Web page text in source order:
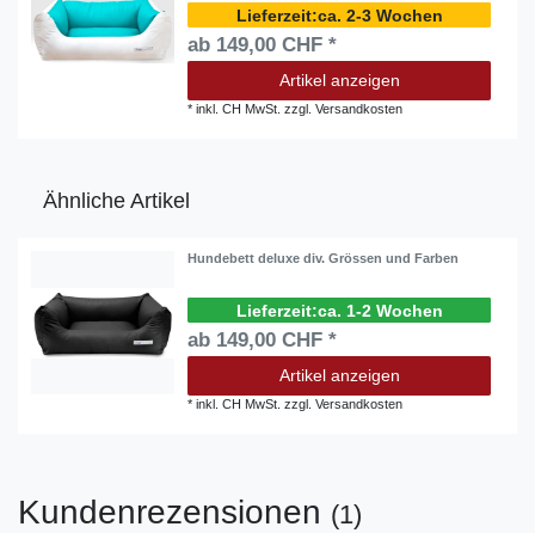
ca. 2-3 Wochen
ab 149,00 CHF *
Artikel anzeigen
*inkl. CH MwSt. zzgl.Versandkosten
Ähnliche Artikel
Hundebett deluxe div. Grössen und Farben
ca. 1-2 Wochen
ab 149,00 CHF *
Artikel anzeigen
*inkl. CH MwSt. zzgl.Versandkosten
Kundenrezensionen (1)